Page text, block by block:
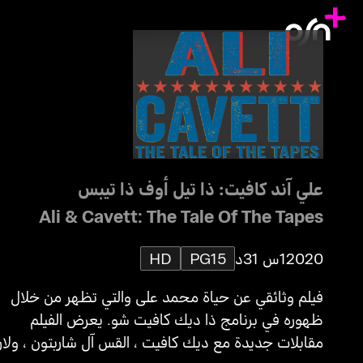
علي آند كافيت: ذا تيل أوف ذا تيبس
Ali & Cavett: The Tale Of The Tapes
20201س 31د PG15
HD
فيلم وثائقي عن حياة محمد على والتي تظهر من خلال
ظهوره في برنامج ذا ديك كافيت شو. يعرض الفيلم
مقابلات جديدة مع ديك كافيت ، القس آل شاربتون ،